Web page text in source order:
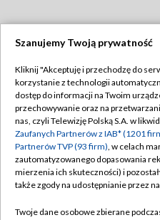
Abonament TVP
Emisja w TVP
Centrum informacji TVP
Naziemna Telewizja
Polityka
Szanujemy Twoją prywatność
Kliknij "Akceptuję i przechodzę do
korzystanie z technologii
dostęp do informacji na Twoim
przechowywanie oraz na
nas, czyli Telewizję Polską S.A. w
Zaufanych Partnerów z IAB* (1201
Partnerów TVP (93 firm), w celach
zautomatyzowanego dopasowania
mierzenia ich skuteczności) i
także zgody na udostępnianie przez
Twoje dane osobowe zbierane